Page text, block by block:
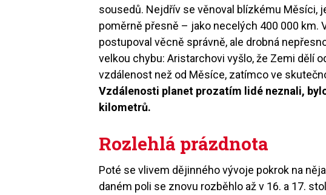
sousedů. Nejdřív se věnoval blízkému Měsíci,
poměrně přesně – jako necelých 400 000 km.
postupoval věcně správně, ale drobná
velkou chybu: Aristarchovi vyšlo, že Zemi dělí
vzdálenost než od Měsíce, zatímco ve
Vzdálenosti planet prozatím lidé neznali,
kilometrů.
Rozlehlá prázdnota
Poté se vlivem dějinného vývoje pokrok na
daném poli se znovu rozběhlo až v 16. a 17.